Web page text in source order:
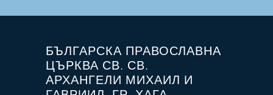
БЪЛГАРСКА ПРАВОСЛАВНА
ЦЪРКВА СВ. СВ.
АРХАНГЕЛИ МИХАИЛ И